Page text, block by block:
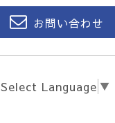
お問い合わせ
Select Language ▼